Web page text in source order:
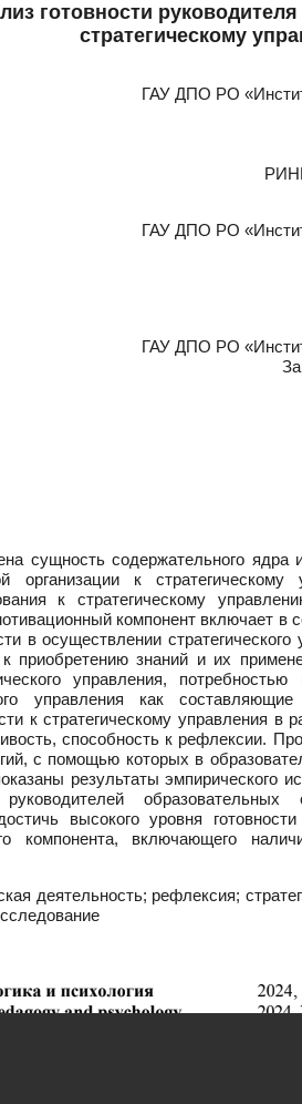
готовности
стратегическому
ГАУ ДПО РО
ГАУ ДПО РО
ГАУ ДПО РО
сущность содержательного ядра
организации к
к стратегическому
компонент включает в
в осуществлении
к приобретению знаний и их
управления,
управления как
к стратегическому управления в
способность к рефлексии.
с помощью которых в
результаты эмпирического
руководителей
высокого уровня
компонента, включающего
деятельность; рефлексия;